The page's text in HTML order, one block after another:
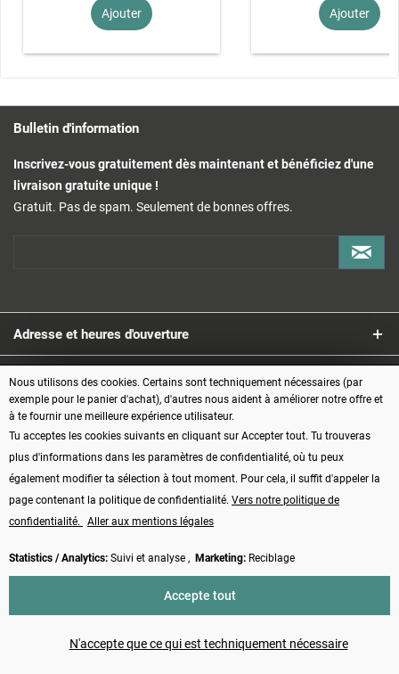
Ajouter Ajouter
Bulletin d'information
Inscrivez-vous gratuitement dès maintenant et bénéficiez d'une
livraison gratuite unique !
Gratuit. Pas de spam. Seulement de bonnes offres.
Adresse et heures d'ouverture
Service
Informations
Modes de paiement
Vertrag widerrufen
éventuellement les frais de contre-remboursement, sauf indication contraire
Nous utilisons des cookies. Certains sont techniquement nécessaires (par
exemple pour le panier d'achat), d'autres nous aident à améliorer notre offre et
à te fournir une meilleure expérience utilisateur.
Tu acceptes les cookies suivants en cliquant sur Accepter tout. Tu trouveras
plus d'informations dans les paramètres de confidentialité, où tu peux
également modifier ta sélection à tout moment. Pour cela, il suffit d'appeler la
page contenant la politique de confidentialité. Vers notre politique de
confidentialité.
Aller aux mentions légales
Statistics / Analytics: Suivi et analyse , Marketing: Reciblage
N'accepte que ce qui est techniquement nécessaire
Accepte tout